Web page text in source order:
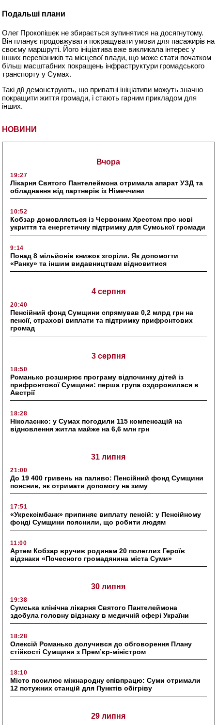
НОВИНИ
Вчора
19:27
Лікарня Святого Пантелеймона отримала апарат УЗД та
обладнання від партнерів із Німеччини
10:52
Кобзар домовляється із Червоним Хрестом про нові
укриття та енергетичну підтримку для Сумської громади
9:14
Понад 8 мільйонів книжок згоріли. Як допомогти
«Ранку» та іншим видавництвам відновитися
4 серпня
20:40
Пенсійний фонд Сумщини спрямував 0,2 млрд грн на
пенсії, страхові виплати та підтримку прифронтових
громад
3 серпня
18:50
Романько розширює програму відпочинку дітей із
прифронтової Сумщини: перша група оздоровилася в
Австрії
18:28
Ніколаєнко: у Сумах погодили 115 компенсацій на
відновлення житла майже на 6,6 млн грн
31 липня
21:00
До 19 400 гривень на паливо: Пенсійний фонд Сумщини
пояснив, як отримати допомогу на зиму
17:51
«Укрексімбанк» припиняє виплату пенсій: у Пенсійному
фонді Сумщини пояснили, що робити людям
11:00
Артем Кобзар вручив родинам 20 полеглих Героїв
відзнаки «Почесного громадянина міста Суми»
30 липня
19:38
Сумська клінічна лікарня Святого Пантелеймона
здобула головну відзнаку в медичній сфері України
18:28
Олексій Романько долучився до обговорення Плану
стійкості Сумщини з Прем’єр-міністром
18:10
Місто посилює міжнародну співпрацю: Суми отримали
12 потужних станцій для Пунктів обігріву
29 липня
Подальші плани
Олег Прокопішек не збирається зупинятися на досягнутому.
Він планує продовжувати покращувати умови для пасажирів на
своєму маршруті. Його ініціатива вже викликала інтерес у
інших перевізників та місцевої влади, що може стати початком
більш масштабних покращень інфраструктури громадського
транспорту у Сумах.
Такі дії демонструють, що приватні ініціативи можуть значно
покращити життя громади, і стають гарним прикладом для
інших.